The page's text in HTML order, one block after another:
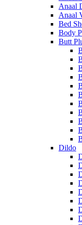
Anaal
Anaal
Bed
Body
Butt
Dildo